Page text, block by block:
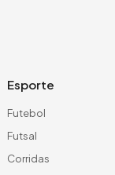
Esporte
Futebol
Futsal
Corridas